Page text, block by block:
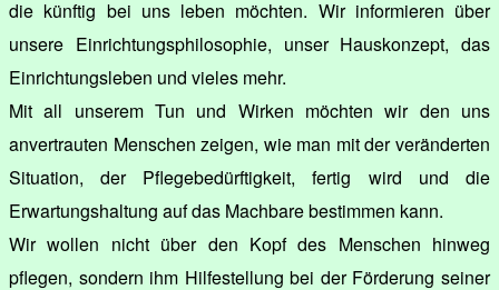
die künftig bei uns leben möchten. Wir informieren über
unsere Einrichtungsphilosophie, unser Hauskonzept, das
Einrichtungsleben und vieles mehr.
Mit all unserem Tun und Wirken möchten wir den uns
anvertrauten Menschen zeigen, wie man mit der veränderten
Situation, der Pflegebedürftigkeit, fertig wird und die
Erwartungshaltung auf das Machbare bestimmen kann.
Wir wollen nicht über den Kopf des Menschen hinweg
pflegen, sondern ihm Hilfestellung bei der Förderung seiner